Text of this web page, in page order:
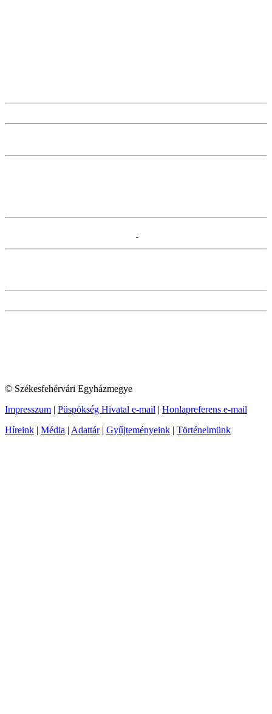
© Székesfehérvári Egyházmegye
Impresszum | Püspökség Hivatal e-mail | Honlapreferens e-mail
Híreink | Média | Adattár| Gyűjteményeink | Történelmünk